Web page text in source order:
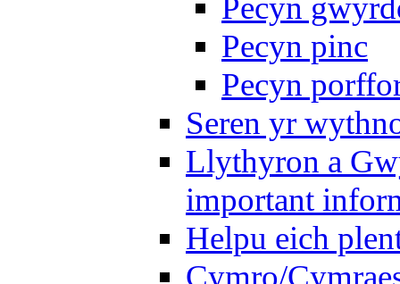
Pecyn
Pecyn pinc
Pecyn
Seren yr
Llythyron a
important
Helpu eich
Cymro/